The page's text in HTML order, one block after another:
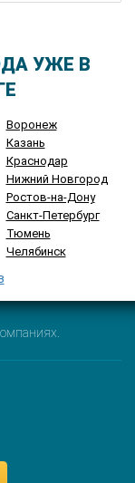
УЖЕ В
Воронеж
Казань
Краснодар
Нижний Новгород
Ростов-на-Дону
Санкт-Петербург
Тюмень
Челябинск